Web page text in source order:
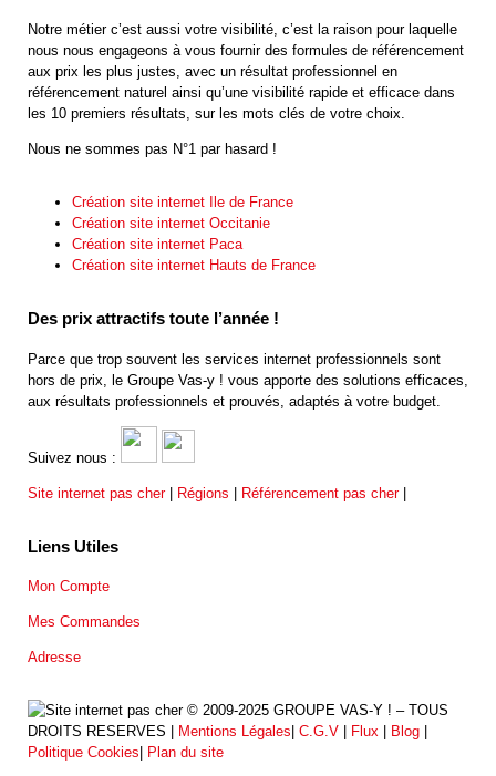
Notre métier c’est aussi votre visibilité, c’est la raison pour laquelle
nous nous engageons à vous fournir des formules de référencement
aux prix les plus justes, avec un résultat professionnel en
référencement naturel ainsi qu’une visibilité rapide et efficace dans
les 10 premiers résultats, sur les mots clés de votre choix.
Nous ne sommes pas N°1 par hasard !
Création site internet Ile de France
Création site internet Occitanie
Création site internet Paca
Création site internet Hauts de France
Des prix attractifs toute l’année !
Parce que trop souvent les services internet professionnels sont
hors de prix, le Groupe Vas-y ! vous apporte des solutions efficaces,
aux résultats professionnels et prouvés, adaptés à votre budget.
Suivez nous :
Site internet pas cher| Régions | Référencement pas cher|
Liens Utiles
Mon Compte
Mes Commandes
Adresse
© 2009-2025 GROUPE VAS-Y ! – TOUS
DROITS RESERVES |
Mentions Légales C.G.V Flux Blog
Politique Cookies
Plan du site